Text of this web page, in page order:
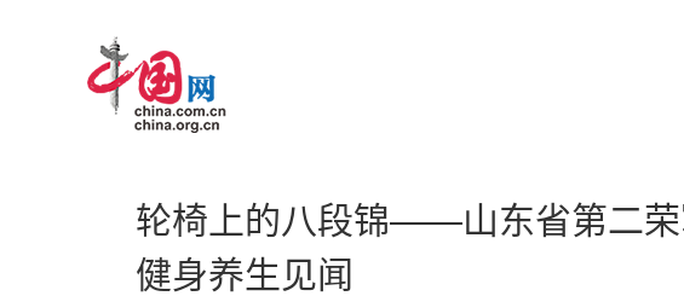
轮椅上的八段锦——山东省第二荣
健身养生见闻